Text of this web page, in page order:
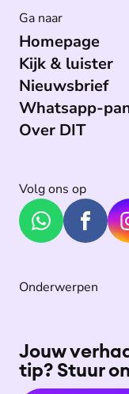
Ga naar
Homepage
Kijk & luister
Nieuwsbrief
Whatsapp-
Over DIT
Volg ons op
Onderwerpen
Jouw
tip? Stuur